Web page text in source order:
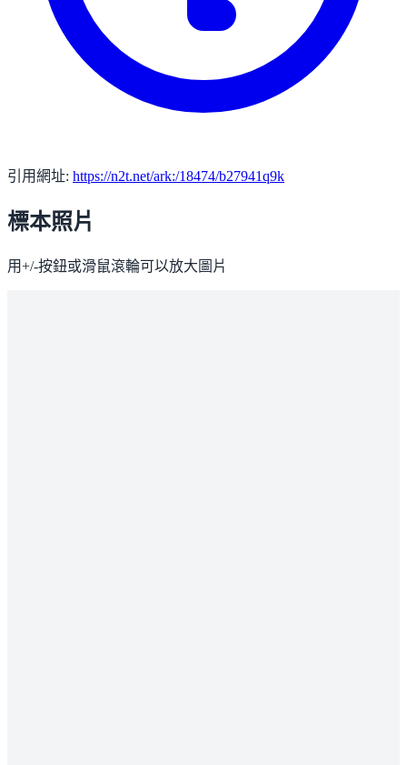
引用網址: https://n2t.net/ark:/18474/b27941q9k
標本照片
用+/-按鈕或滑鼠滾輪可以放大圖片